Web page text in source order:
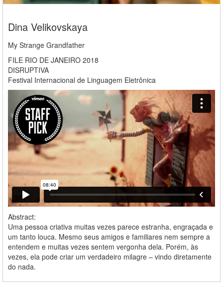
Dina Velikovskaya
My Strange Grandfather
FILE RIO DE JANEIRO 2018
DISRUPTIVA
Festival Internacional de Linguagem Eletrônica
Abstract:
Uma pessoa criativa muitas vezes parece estranha, engraçada e
um tanto louca. Mesmo seus amigos e familiares nem sempre a
entendem e muitas vezes sentem vergonha dela. Porém, às
vezes, ela pode criar um verdadeiro milagre – vindo diretamente
do nada.